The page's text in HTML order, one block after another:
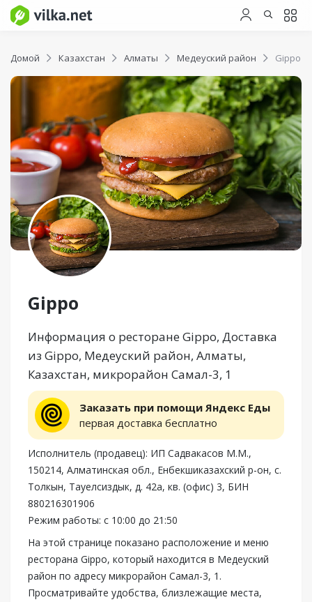
Домой Казахстан Алматы Медеуский район Gippo
Gippo
Информация о ресторане Gippo, Доставка
из Gippo, Медеуский район, Алматы,
Казахстан, микрорайон Самал-3, 1
Заказать при помощи Яндекс Еды
первая доставка бесплатно
Исполнитель (продавец): ИП Садвакасов М.М.,
150214, Алматинская обл., Енбекшиказахский р-он, с.
Толкын, Тауелсиздык, д. 42a, кв. (офис) 3, БИН
880216301906
Режим работы: с 10:00 до 21:50
На этой странице показано расположение и меню
ресторана Gippo, который находится в Медеуский
район по адресу микрорайон Самал-3, 1.
Просматривайте удобства, близлежащие места,